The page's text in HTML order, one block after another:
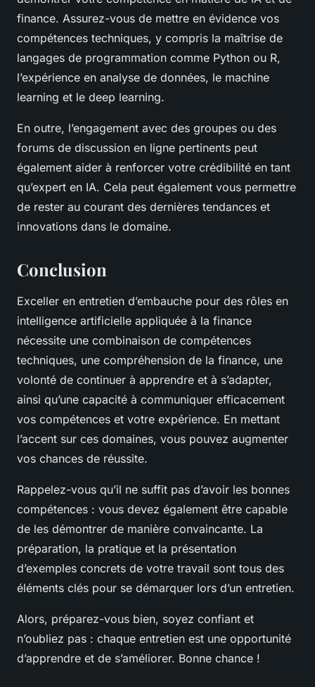
finance. Assurez-vous de mettre en évidence vos
compétences techniques, y compris la maîtrise de
langages de programmation comme Python ou R,
l’expérience en analyse de données, le machine
learning et le deep learning.
En outre, l’engagement avec des groupes ou des
forums de discussion en ligne pertinents peut
également aider à renforcer votre crédibilité en tant
qu’expert en IA. Cela peut également vous permettre
de rester au courant des dernières tendances et
innovations dans le domaine.
Conclusion
Exceller en entretien d’embauche pour des rôles en
intelligence artificielle appliquée à la finance
nécessite une combinaison de compétences
techniques, une compréhension de la finance, une
volonté de continuer à apprendre et à s’adapter,
ainsi qu’une capacité à communiquer efficacement
vos compétences et votre expérience. En mettant
l’accent sur ces domaines, vous pouvez augmenter
vos chances de réussite.
Rappelez-vous qu’il ne suffit pas d’avoir les bonnes
compétences : vous devez également être capable
de les démontrer de manière convaincante. La
préparation, la pratique et la présentation
d’exemples concrets de votre travail sont tous des
éléments clés pour se démarquer lors d’un entretien.
Alors, préparez-vous bien, soyez confiant et
n’oubliez pas : chaque entretien est une opportunité
d’apprendre et de s’améliorer. Bonne chance !